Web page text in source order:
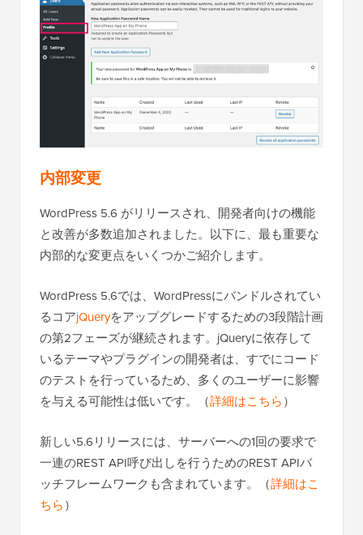
内部変更
WordPress 5.6 がリリースされ、開発者向けの機能
と改善が多数追加されました。以下に、最も重要な
内部的な変更点をいくつかご紹介します。
WordPress 5.6では、WordPressにバンドルされてい
るコアjQueryをアップグレードするための3段階計画
の第2フェーズが継続されます。jQueryに依存して
いるテーマやプラグインの開発者は、すでにコード
のテストを行っているため、多くのユーザーに影響
を与える可能性は低いです。（詳細はこちら）
新しい5.6リリースには、サーバーへの1回の要求で
一連のREST API呼び出しを行うためのREST APIバ
ッチフレームワークも含まれています。（詳細はこ
ちら）